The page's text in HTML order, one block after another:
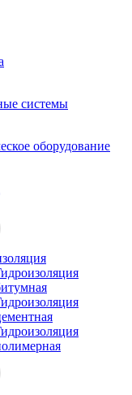
системы
оборудование